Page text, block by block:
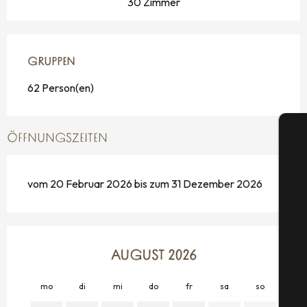
GRUPPEN
GRUPPEN
62 Person(en)
ÖFFNUNGSZEITEN
vom 20 Februar 2026 bis zum 31 Dezember 2026
AUGUST 2026
mo di mi do fr sa so